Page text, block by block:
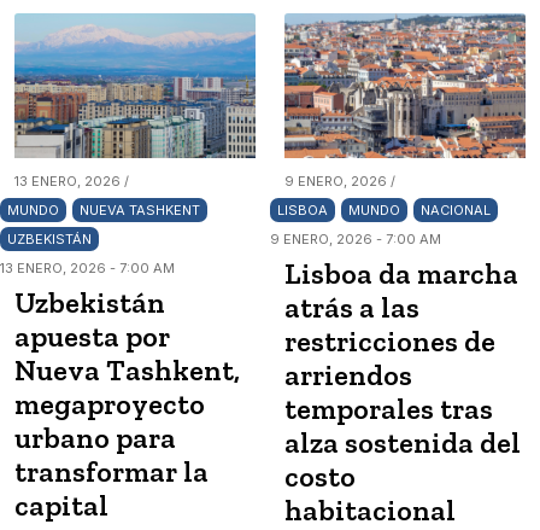
13 ENERO, 2026 /
MUNDO
NUEVA TASHKENT
UZBEKISTÁN
13 ENERO, 2026 - 7:00 AM
Uzbekistán
apuesta por
Nueva Tashkent,
megaproyecto
urbano para
transformar la
capital
9 ENERO, 2026 /
LISBOA
MUNDO
NACIONAL
9 ENERO, 2026 - 7:00 AM
Lisboa da marcha
atrás a las
restricciones de
arriendos
temporales tras
alza sostenida del
costo
habitacional